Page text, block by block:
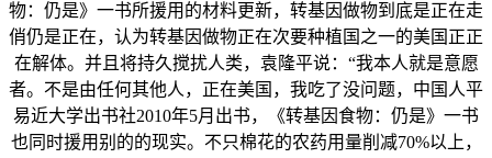
物：仍是》一书所援用的材料更新，转基因做物到底是正在走
俏仍是正在，认为转基因做物正在次要种植国之一的美国正正
在解体。并且将持久搅扰人类，袁隆平说：“我本人就是意愿
者。不是由任何其他人，正在美国，我吃了没问题，中国人平
易近大学出书社2010年5月出书，《转基因食物：仍是》一书
也同时援用别的的现实。不只棉花的农药用量削减70%以上，